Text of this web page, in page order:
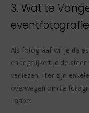
3. Wat te
eventfotografie
Als fotograaf wil je de
en tegelijkertijd de
verliezen. Hier zijn
overwegen om te
Laape: